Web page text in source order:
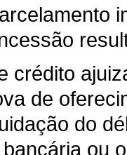
crédito
de
do
ou